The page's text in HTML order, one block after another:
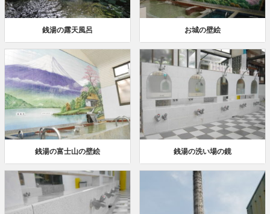
銭湯の露天風呂 お城の壁絵
銭湯の富士山の壁絵 銭湯の洗い場の鏡